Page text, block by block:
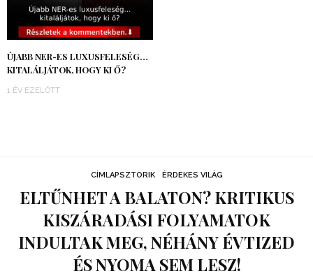
ÚJABB NER-ES LUXUSFELESÉG…
KITALÁLJÁTOK, HOGY KI Ő?
1 ÉV EZELŐTT
CÍMLAPSZTORIK ÉRDEKES VILÁG
ELTŰNHET A BALATON? KRITIKUS
KISZÁRADÁSI FOLYAMATOK
INDULTAK MEG, NÉHÁNY ÉVTIZED
ÉS NYOMA SEM LESZ!